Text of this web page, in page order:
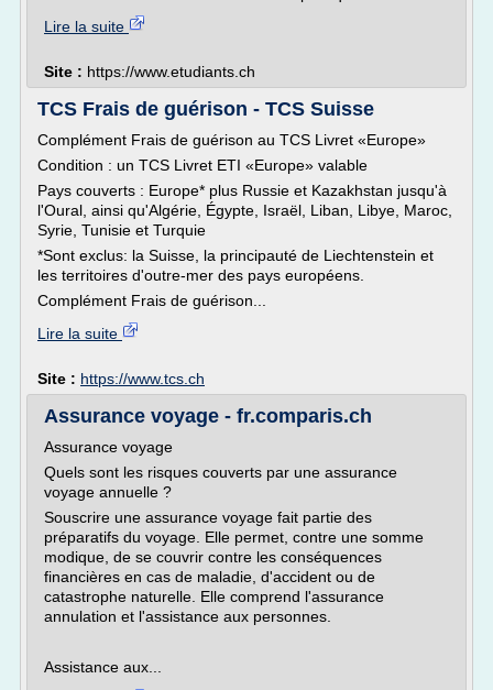
Lire la suite
Site : https://www.etudiants.ch
TCS Frais de guérison - TCS Suisse
Complément Frais de guérison au TCS Livret «Europe»
Condition : un TCS Livret ETI «Europe» valable
Pays couverts : Europe* plus Russie et Kazakhstan jusqu'à
l'Oural, ainsi qu'Algérie, Égypte, Israël, Liban, Libye, Maroc,
Syrie, Tunisie et Turquie
*Sont exclus: la Suisse, la principauté de Liechtenstein et
les territoires d'outre-mer des pays européens.
Complément Frais de guérison...
Lire la suite
Site : https://www.tcs.ch
Assurance voyage - fr.comparis.ch
Assurance voyage
Quels sont les risques couverts par une assurance
voyage annuelle ?
Souscrire une assurance voyage fait partie des
préparatifs du voyage. Elle permet, contre une somme
modique, de se couvrir contre les conséquences
financières en cas de maladie, d'accident ou de
catastrophe naturelle. Elle comprend l'assurance
annulation et l'assistance aux personnes.
Assistance aux...